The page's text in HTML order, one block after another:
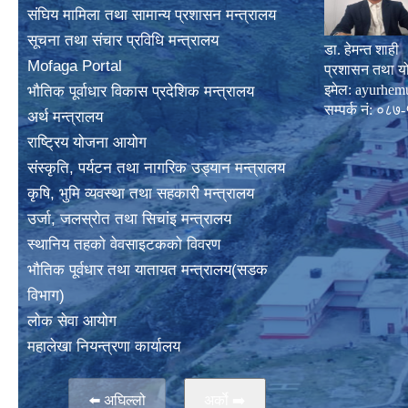
संघिय मामिला तथा सामान्य प्रशासन मन्त्रालय
सूचना तथा संचार प्रविधि मन्त्रालय
Mofaga Portal
भाैतिक पूर्वाधार विकास प्रदेशिक मन्त्रालय
अर्थ मन्त्रालय
राष्ट्रिय योजना आयोग
संस्कृति, पर्यटन तथा नागरिक उड्यान मन्त्रालय
कृषि, भुमि व्यवस्था तथा सहकारी मन्त्रालय
उर्जा, जलस्राेत तथा सिचांइ मन्त्रालय
स्थानिय तहकाे वेवसाइटककाे विवरण
भाैतिक पूर्वधार तथा यातायत मन्त्रालय(सडक
विभाग)
लाेक सेवा आयोग
महालेखा नियन्त्रणा कार्यालय
⬅️ अघिल्लो
डा. हेमन्त शाही
प्रशासन तथा
इमेल:
सम्पर्क नं: